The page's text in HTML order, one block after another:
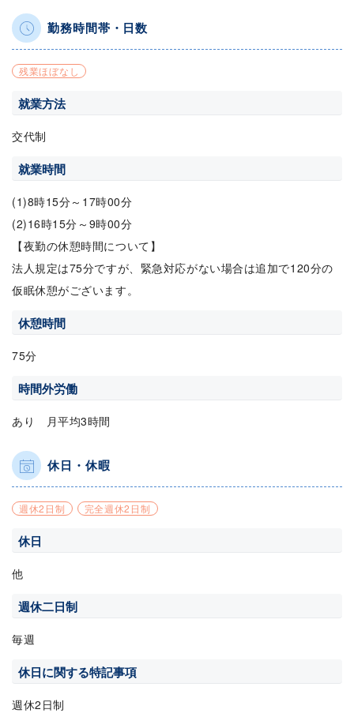
勤務時間帯・日数
残業ほぼなし
就業方法
交代制
就業時間
(1)8時15分～17時00分
(2)16時15分～9時00分
【夜勤の休憩時間について】
法人規定は75分ですが、緊急対応がない場合は追加で120分の
仮眠休憩がございます。
休憩時間
75分
時間外労働
あり 月平均3時間
休日・休暇
週休2日制 完全週休2日制
休日
他
週休二日制
毎週
休日に関する特記事項
週休2日制